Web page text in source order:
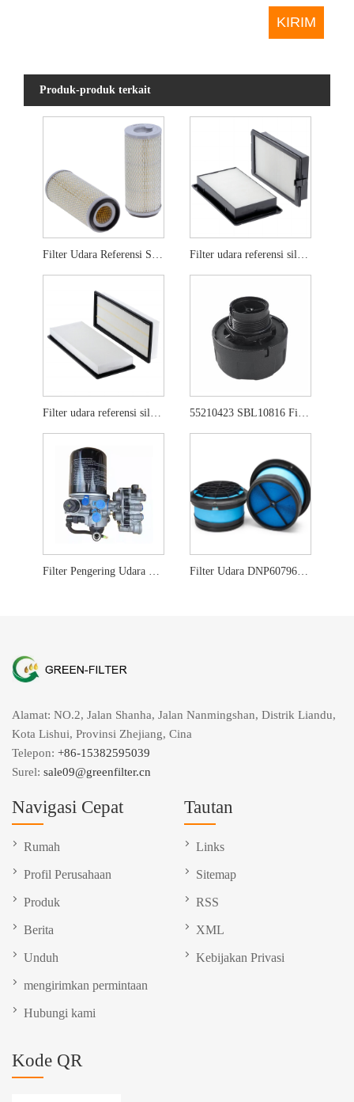
Produk-produk terkait
Alamat: NO.2, Jalan Shanha, Jalan Nanmingshan, Distrik Liandu,
Kota Lishui, Provinsi Zhejiang, Cina
Telepon: +86-15382595039
Surel: sale09@greenfilter.cn
Navigasi Cepat
Rumah
Profil Perusahaan
Produk
Berita
Unduh
mengirimkan permintaan
Hubungi kami
Tautan
Links
Sitemap
RSS
XML
Kebijakan Privasi
Kode QR